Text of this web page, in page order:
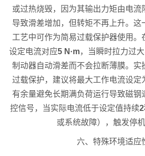
或过热烧毁，因为其输出力矩由电流
导致滑差增加，但转矩不再上升。这
工艺中可作为简易过载保护器使用。
设定电流对应5 N·m，当瞬时拉力过
制动器自动滑差而不会拉断薄膜。实
过载保护，建议将最大工作电流设定
有余量避免长期满负荷运行导致磁钢
控信号，当实际电流低于设定值持续
或系统故障），触发停机
六、特殊环境适应